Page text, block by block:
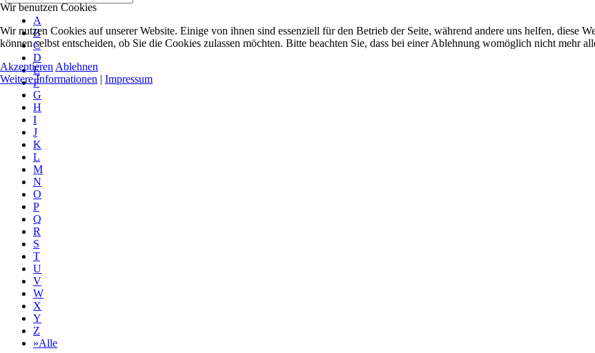
A
B
C
D
E
F
G
H
I
J
K
L
M
N
O
P
Q
R
S
T
U
V
W
X
Y
Z
»Alle
Wir benutzen Cookies
Wir nutzen Cookies auf unserer Website. Einige von ihnen sind essenziell für den Betrieb der Seite, während andere uns helfen, diese
können selbst entscheiden, ob Sie die Cookies zulassen möchten. Bitte beachten Sie, dass bei einer Ablehnung womöglich nicht mehr
Akzeptieren Ablehnen
Weitere Informationen | Impressum